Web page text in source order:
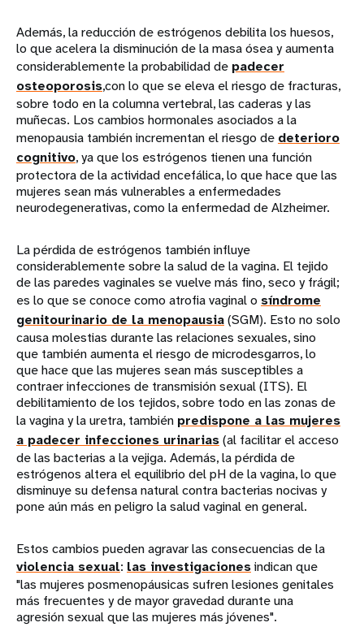
Además, la reducción de estrógenos debilita los huesos,
lo que acelera la disminución de la masa ósea y aumenta
considerablemente la probabilidad de padecer
osteoporosis,con lo que se eleva el riesgo de fracturas,
sobre todo en la columna vertebral, las caderas y las
muñecas. Los cambios hormonales asociados a la
menopausia también incrementan el riesgo de deterioro
cognitivo, ya que los estrógenos tienen una función
protectora de la actividad encefálica, lo que hace que las
mujeres sean más vulnerables a enfermedades
neurodegenerativas, como la enfermedad de Alzheimer.
La pérdida de estrógenos también influye
considerablemente sobre la salud de la vagina. El tejido
de las paredes vaginales se vuelve más fino, seco y frágil;
es lo que se conoce como atrofia vaginal o síndrome
genitourinario de la menopausia(SGM). Esto no solo
causa molestias durante las relaciones sexuales, sino
que también aumenta el riesgo de microdesgarros, lo
que hace que las mujeres sean más susceptibles a
contraer infecciones de transmisión sexual (ITS). El
debilitamiento de los tejidos, sobre todo en las zonas de
la vagina y la uretra, también predispone a las mujeres
a padecer infecciones urinarias(al facilitar el acceso
de las bacterias a la vejiga. Además, la pérdida de
estrógenos altera el equilibrio del pH de la vagina, lo que
disminuye su defensa natural contra bacterias nocivas y
pone aún más en peligro la salud vaginal en general.
Estos cambios pueden agravar las consecuencias de la
violencia sexual: las investigacionesindican que
"las mujeres posmenopáusicas sufren lesiones genitales
más frecuentes y de mayor gravedad durante una
agresión sexual que las mujeres más jóvenes".